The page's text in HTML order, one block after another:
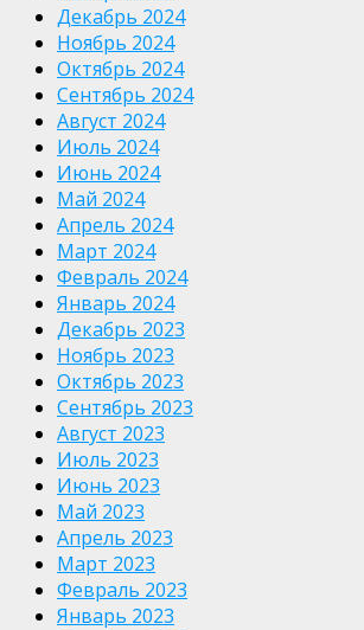
Декабрь 2024
Ноябрь 2024
Октябрь 2024
Сентябрь 2024
Август 2024
Июль 2024
Июнь 2024
Май 2024
Апрель 2024
Март 2024
Февраль 2024
Январь 2024
Декабрь 2023
Ноябрь 2023
Октябрь 2023
Сентябрь 2023
Август 2023
Июль 2023
Июнь 2023
Май 2023
Апрель 2023
Март 2023
Февраль 2023
Январь 2023